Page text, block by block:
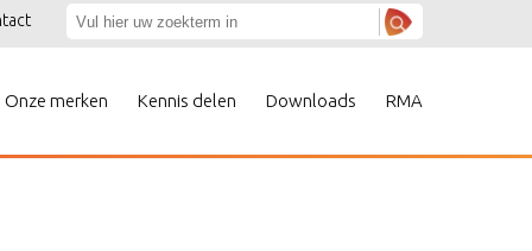
Onze merken Kennis delen Downloads RMA